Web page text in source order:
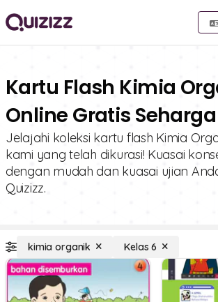
Kartu Flash Kimia
Online Gratis
Jelajahi koleksi kartu flash Kimia
kami yang telah dikurasi! Kuasai
dengan mudah dan kuasai ujian
Quizizz.
kimia organik Kelas 6